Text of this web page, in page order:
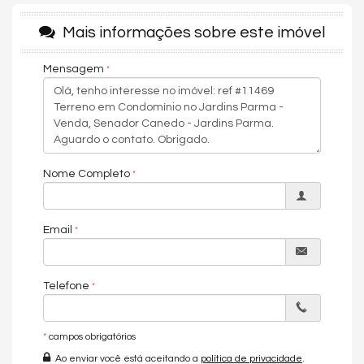
cercado por empreendimentos de alto padrão.
Agende sua visita no Jardins Parma .
Goiânia.
Valores e disponibilidade podem ser alterados sem aviso
Características do Empreendimento
Portão Eletrônico
Endereço:
Avenida Progresso
ver mapa abaixo
Mais informações sobre este imóvel
Mensagem
Nome Completo
Email
Telefone
* campos obrigatórios
Ao enviar você está aceitando a política de privacidade